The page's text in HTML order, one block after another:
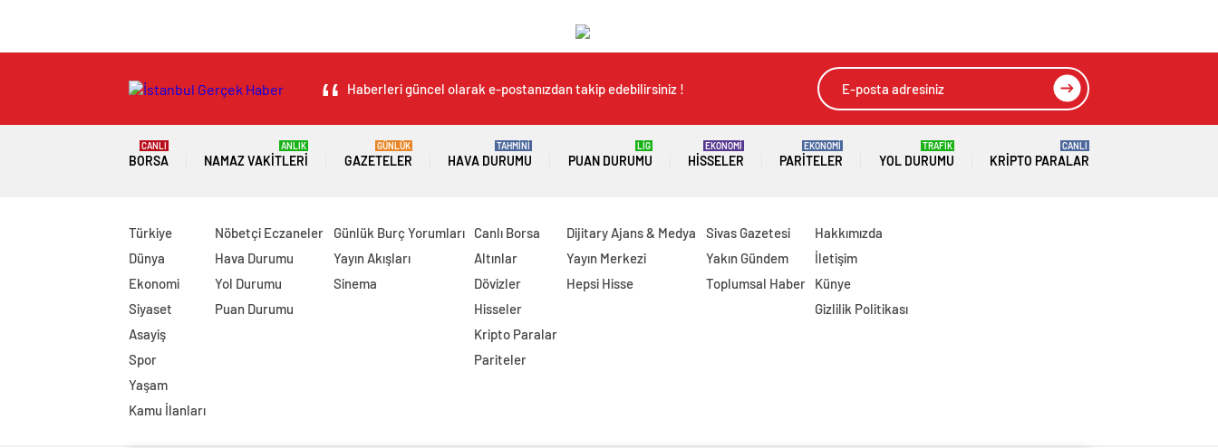
Haberleri güncel olarak e-postanızdan takip edebilirsiniz !
BORSA
CANLI
NAMAZ VAKITLERI
ANLIK
GAZETELER
GÜNLÜK
HAVA DURUMU
TAHMİNİ
PUAN DURUMU
LİG
HISSELER
EKONOMİ
PARITELER
EKONOMİ
YOL DURUMU
TRAFİK
KRIPTO PARALAR
CANLI
Türkiye
Dünya
Ekonomi
Siyaset
Asayiş
Spor
Yaşam
Kamu İlanları
Nöbetçi Eczaneler
Hava Durumu
Yol Durumu
Puan Durumu
Günlük Burç Yorumları
Yayın Akışları
Sinema
Canlı Borsa
Altınlar
Dövizler
Hisseler
Kripto Paralar
Pariteler
Dijitary Ajans & Medya
Yayın Merkezi
Hepsi Hisse
Sivas Gazetesi
Yakın Gündem
Toplumsal Haber
Hakkımızda
İletişim
Künye
Gizlilik Politikası